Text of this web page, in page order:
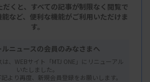
機能は、研修会や講習会参加時に
の表示機能や、日臨技からのお
クとなった学術誌「医学検査」
の目次などを掲載している。
くと、すべての記事が制限なく閲覧で
など、便利な機能がご利用いただけま
す。
ルニュースの会員のみなさまへ
は、WEBサイト「MTJ ONE」にリニューアル
いたしました。
より再度、新規会員登録をお願いします。